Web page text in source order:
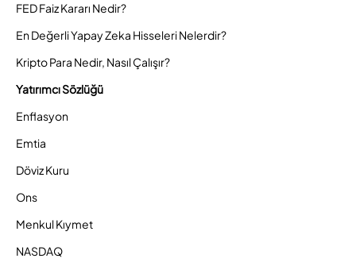
FED Faiz Kararı Nedir?
En Değerli Yapay Zeka Hisseleri Nelerdir?
Kripto Para Nedir, Nasıl Çalışır?
Yatırımcı Sözlüğü
Enflasyon
Emtia
Döviz Kuru
Ons
Menkul Kıymet
NASDAQ